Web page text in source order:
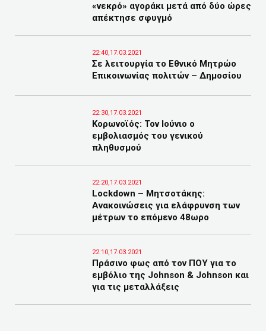
«νεκρό» αγοράκι μετά από δύο ώρες
απέκτησε σφυγμό
22:40,17.03.2021
Σε λειτουργία το Εθνικό Μητρώο
Επικοινωνίας πολιτών – Δημοσίου
22:30,17.03.2021
Κορωνοϊός: Τον Ιούνιο ο
εμβολιασμός του γενικού
πληθυσμού
22:20,17.03.2021
Lockdown – Μητσοτάκης:
Ανακοινώσεις για ελάφρυνση των
μέτρων το επόμενο 48ωρο
22:10,17.03.2021
Πράσινο φως από τον ΠΟΥ για το
εμβόλιο της Johnson & Johnson και
για τις μεταλλάξεις